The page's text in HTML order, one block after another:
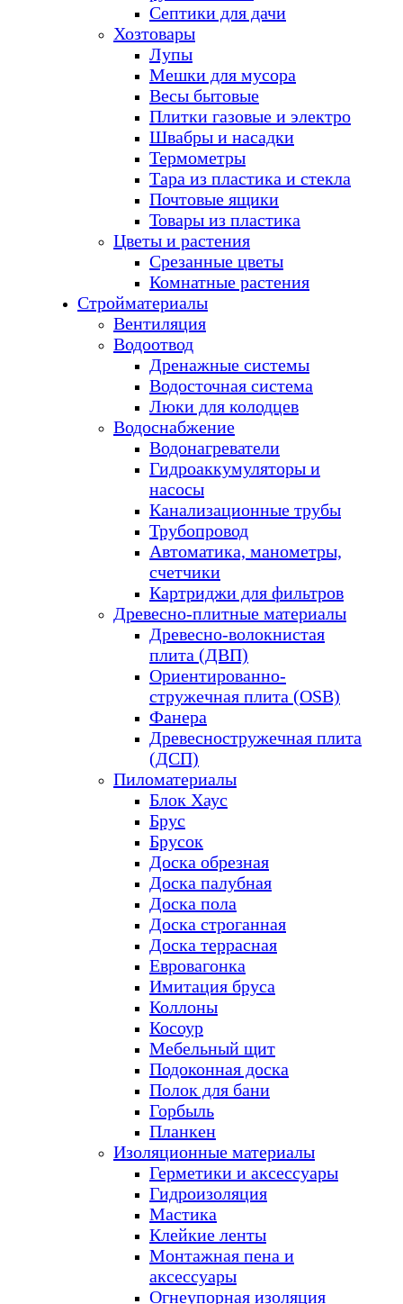
Септики для дачи
Хозтовары
Лупы
Мешки для мусора
Весы бытовые
Плитки газовые и электро
Швабры и насадки
Термометры
Тара из пластика и стекла
Почтовые ящики
Товары из пластика
Цветы и растения
Срезанные цветы
Комнатные растения
Стройматериалы
Вентиляция
Водоотвод
Дренажные системы
Водосточная система
Люки для колодцев
Водоснабжение
Водонагреватели
Гидроаккумуляторы и
насосы
Канализационные трубы
Трубопровод
Автоматика, манометры,
счетчики
Картриджи для фильтров
Древесно-плитные материалы
Древесно-волокнистая
плита (ДВП)
Ориентированно-
стружечная плита (OSB)
Фанера
Древесностружечная плита
(ДСП)
Пиломатериалы
Блок Хаус
Брус
Брусок
Доска обрезная
Доска палубная
Доска пола
Доска строганная
Доска террасная
Евровагонка
Имитация бруса
Коллоны
Косоур
Мебельный щит
Подоконная доска
Полок для бани
Горбыль
Планкен
Изоляционные материалы
Герметики и аксессуары
Гидроизоляция
Мастика
Клейкие ленты
Монтажная пена и
аксессуары
Огнеупорная изоляция